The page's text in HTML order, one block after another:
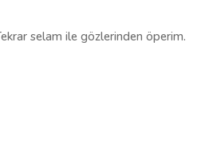
selam ile gözlerinden öperim.